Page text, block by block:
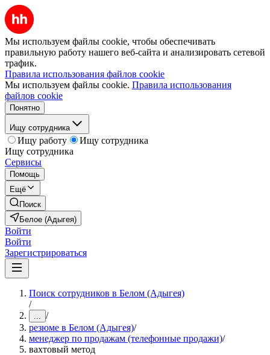
Мы используем файлы cookie, чтобы обеспечивать
правильную работу нашего веб-сайта и анализировать сетевой
трафик.
Правила использования файлов cookie
Мы используем файлы cookie. Правила использования
файлов cookie
Понятно
Ищу сотрудника
Ищу работу
Ищу сотрудника
Ищу сотрудника
Сервисы
Помощь
Ещё
Поиск
Белое (Адыгея)
Войти
Войти
Зарегистрироваться
Поиск сотрудников в Белом (Адыгея)
/
... /
резюме в Белом (Адыгея)/
менеджер по продажам (телефонные продажи)/
вахтовый метод